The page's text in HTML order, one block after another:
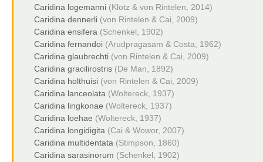
Caridina logemanni (Klotz & von Rintelen, 2014)
Caridina dennerli (von Rintelen & Cai, 2009)
Caridina ensifera (Schenkel, 1902)
Caridina fernandoi (Arudpragasam & Costa, 1962)
Caridina glaubrechti (von Rintelen & Cai, 2009)
Caridina gracilirostris (De Man, 1892)
Caridina holthuisi (von Rintelen & Cai, 2009)
Caridina lanceolata (Woltereck, 1937)
Caridina lingkonae (Woltereck, 1937)
Caridina loehae (Woltereck, 1937)
Caridina longidigita (Cai & Wowor, 2007)
Caridina multidentata (Stimpson, 1860)
Caridina sarasinorum (Schenkel, 1902)